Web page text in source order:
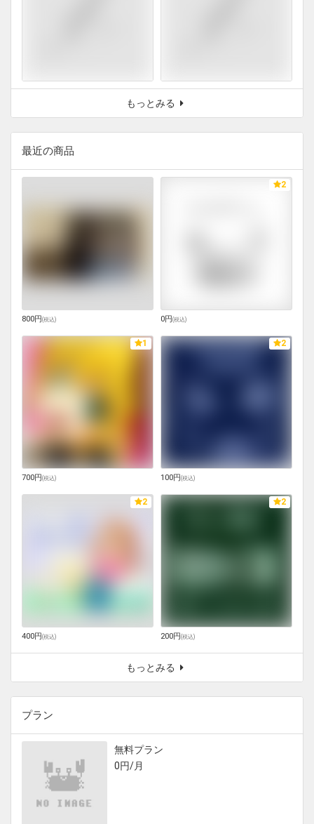
もっとみる
最近の商品
800円(税込)
2
0円(税込)
1
700円(税込)
2
100円(税込)
2
400円(税込)
2
200円(税込)
もっとみる
プラン
無料プラン
0円/月